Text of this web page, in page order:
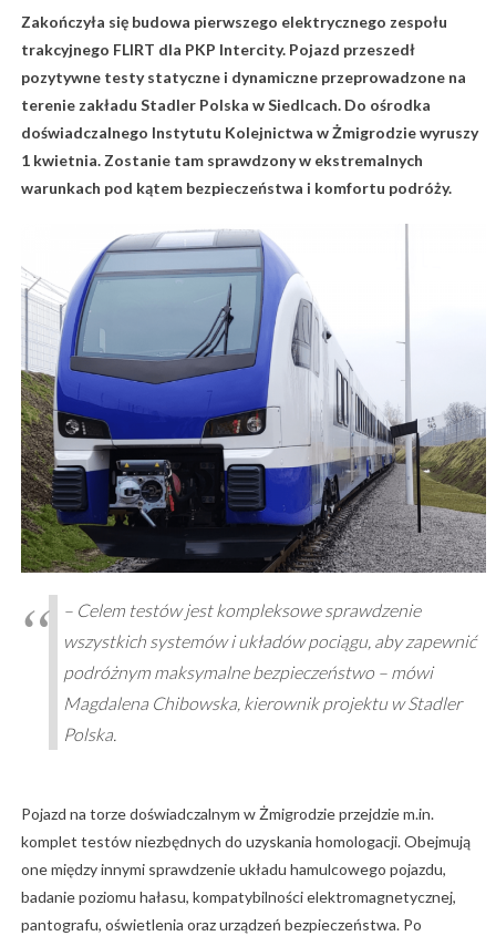
Zakończyła się budowa pierwszego elektrycznego zespołu
trakcyjnego FLIRT dla PKP Intercity. Pojazd przeszedł
pozytywne testy statyczne i dynamiczne przeprowadzone na
terenie zakładu Stadler Polska w Siedlcach. Do ośrodka
doświadczalnego Instytutu Kolejnictwa w Żmigrodzie wyruszy
1 kwietnia. Zostanie tam sprawdzony w ekstremalnych
warunkach pod kątem bezpieczeństwa i komfortu podróży.
– Celem testów jest kompleksowe sprawdzenie
wszystkich systemów i układów pociągu, aby zapewnić
podróżnym maksymalne bezpieczeństwo – mówi
Magdalena Chibowska, kierownik projektu w Stadler
Polska.
Pojazd na torze doświadczalnym w Żmigrodzie przejdzie m.in.
komplet testów niezbędnych do uzyskania homologacji. Obejmują
one między innymi sprawdzenie układu hamulcowego pojazdu,
badanie poziomu hałasu, kompatybilności elektromagnetycznej,
pantografu, oświetlenia oraz urządzeń bezpieczeństwa. Po